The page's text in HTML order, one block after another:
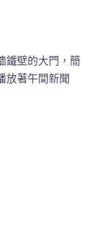
鐵壁的大門，簡
放著午間新聞